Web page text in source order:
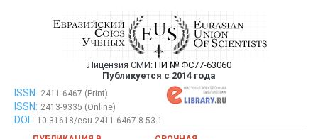
Евразийский Союз Ученых —
публикация научных статей в
ежемесячном научном журнале
Лицензия СМИ: ПИ № ФС77-63060
Публикуется с 2014 года
Евразийский Союз Ученых — публикация научных статей в
ежемесячном научном журнале
ISSN: 2411-6467 (Print)
ISSN: 2413-9335 (Online)
DOI:
10.31618/esu.2411-6467.8.53.1